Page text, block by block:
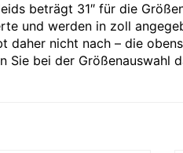
beträgt 31″ für die
und werden in zoll
nicht nach – die
bei der Größenauswahl